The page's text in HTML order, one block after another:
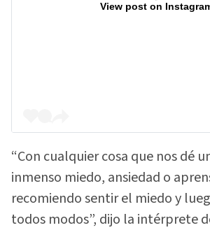
View post on
“Con cualquier cosa que nos dé
inmenso miedo, ansiedad o
recomiendo sentir el miedo y
todos modos”, dijo la intérprete